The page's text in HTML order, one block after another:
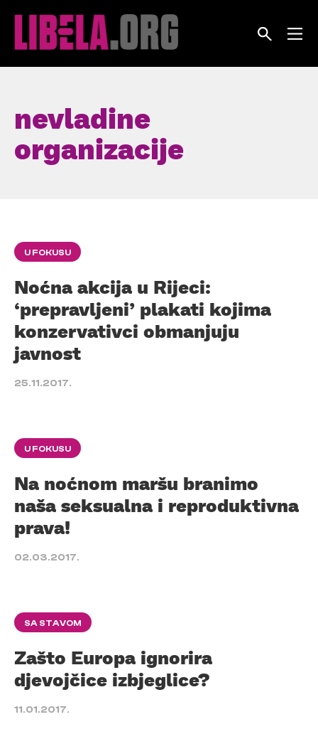
nevladine
organizacije
U FOKUSU
Noćna akcija u Rijeci:
‘prepravljeni’ plakati kojima
konzervativci obmanjuju
javnost
25.11.2017.
U FOKUSU
Na noćnom maršu branimo
naša seksualna i reproduktivna
prava!
02.03.2017.
SA STAVOM
Zašto Europa ignorira
djevojčice izbjeglice?
11.01.2017.